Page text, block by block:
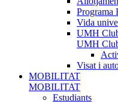
Programa
Vida
UMH
UMH
Visat i
MOBILITAT
MOBILITAT
Estudiants